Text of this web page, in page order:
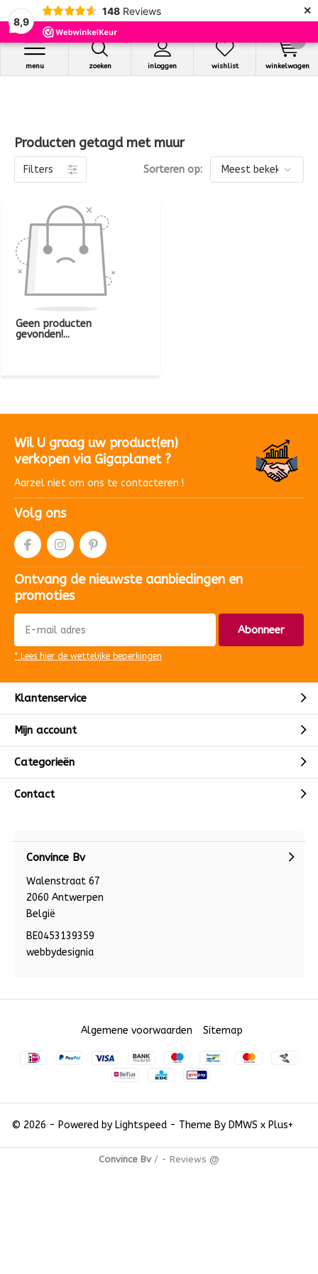
8,9
148 Reviews ×
zoeken inloggen
menu wishlist winkelwagen
Producten getagd met muur
Filters Sorteren op:
Geen producten
gevonden!...
Wil U graag uw product(en)
verkopen via Gigaplanet ?
Aarzel niet om ons te contacteren !
Volg ons
Ontvang de nieuwste aanbiedingen en
promoties
Abonneer
* Lees hier de wettelijke beperkingen
Klantenservice
Mijn account
Categorieën
Contact
Convince Bv
Walenstraat 67
2060 Antwerpen
België
BE0453139359
webbydesignia
© 2026 - Powered by Lightspeed- Theme By DMWS x Plus+
Algemene voorwaarden Sitemap
Convince Bv/ - Reviews @